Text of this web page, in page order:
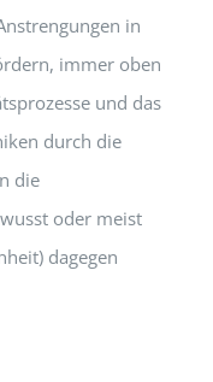
in
immer oben
und das
durch die
die
oder meist
dagegen